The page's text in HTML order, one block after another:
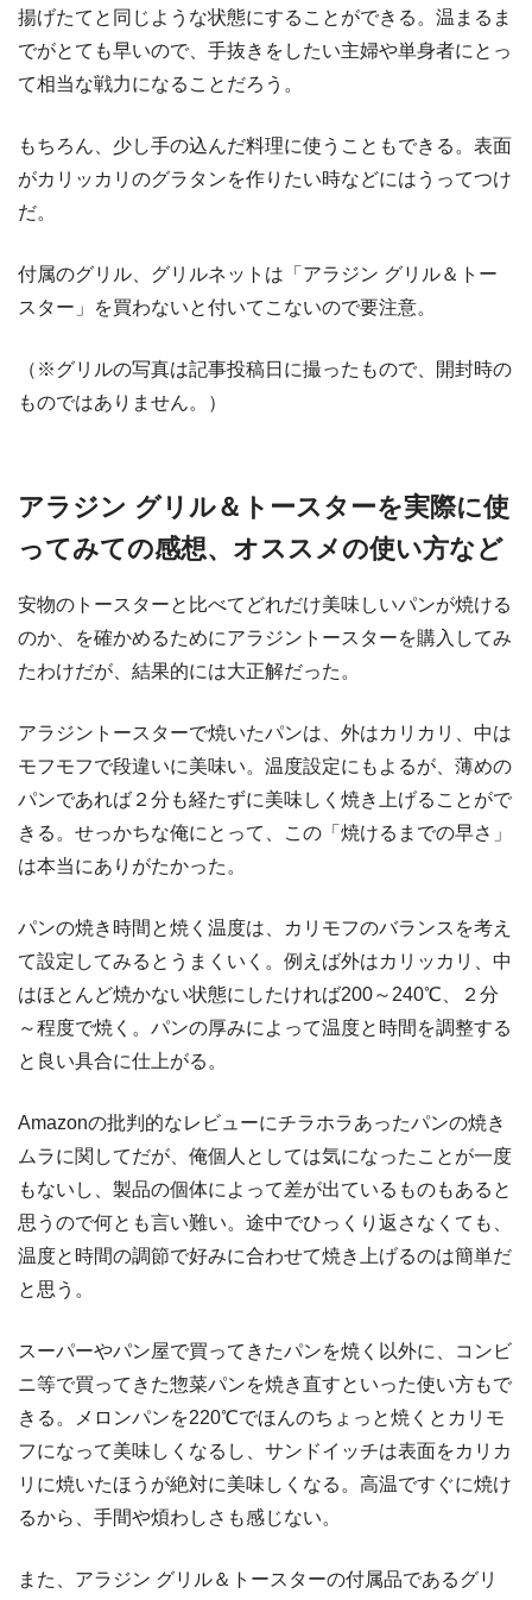
揚げたてと同じような状態にすることができる。温まるま
でがとても早いので、手抜きをしたい主婦や単身者にとっ
て相当な戦力になることだろう。
もちろん、少し手の込んだ料理に使うこともできる。表面
がカリッカリのグラタンを作りたい時などにはうってつけ
だ。
付属のグリル、グリルネットは「アラジン グリル＆トー
スター」を買わないと付いてこないので要注意。
（※グリルの写真は記事投稿日に撮ったもので、開封時の
ものではありません。）
アラジン グリル＆トースターを実際に使
ってみての感想、オススメの使い方など
安物のトースターと比べてどれだけ美味しいパンが焼ける
のか、を確かめるためにアラジントースターを購入してみ
たわけだが、結果的には大正解だった。
アラジントースターで焼いたパンは、外はカリカリ、中は
モフモフで段違いに美味い。温度設定にもよるが、薄めの
パンであれば２分も経たずに美味しく焼き上げることがで
きる。せっかちな俺にとって、この「焼けるまでの早さ」
は本当にありがたかった。
パンの焼き時間と焼く温度は、カリモフのバランスを考え
て設定してみるとうまくいく。例えば外はカリッカリ、中
はほとんど焼かない状態にしたければ200～240℃、２分
～程度で焼く。パンの厚みによって温度と時間を調整する
と良い具合に仕上がる。
Amazonの批判的なレビューにチラホラあったパンの焼き
ムラに関してだが、俺個人としては気になったことが一度
もないし、製品の個体によって差が出ているものもあると
思うので何とも言い難い。途中でひっくり返さなくても、
温度と時間の調節で好みに合わせて焼き上げるのは簡単だ
と思う。
スーパーやパン屋で買ってきたパンを焼く以外に、コンビ
ニ等で買ってきた惣菜パンを焼き直すといった使い方もで
きる。メロンパンを220℃でほんのちょっと焼くとカリモ
フになって美味しくなるし、サンドイッチは表面をカリカ
リに焼いたほうが絶対に美味しくなる。高温ですぐに焼け
るから、手間や煩わしさも感じない。
また、アラジン グリル＆トースターの付属品であるグリ